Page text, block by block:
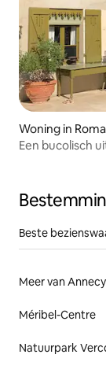
Woning in
Een bucolisch
Beste
Meer van Annecy
Méribel-Centre
Natuurpark